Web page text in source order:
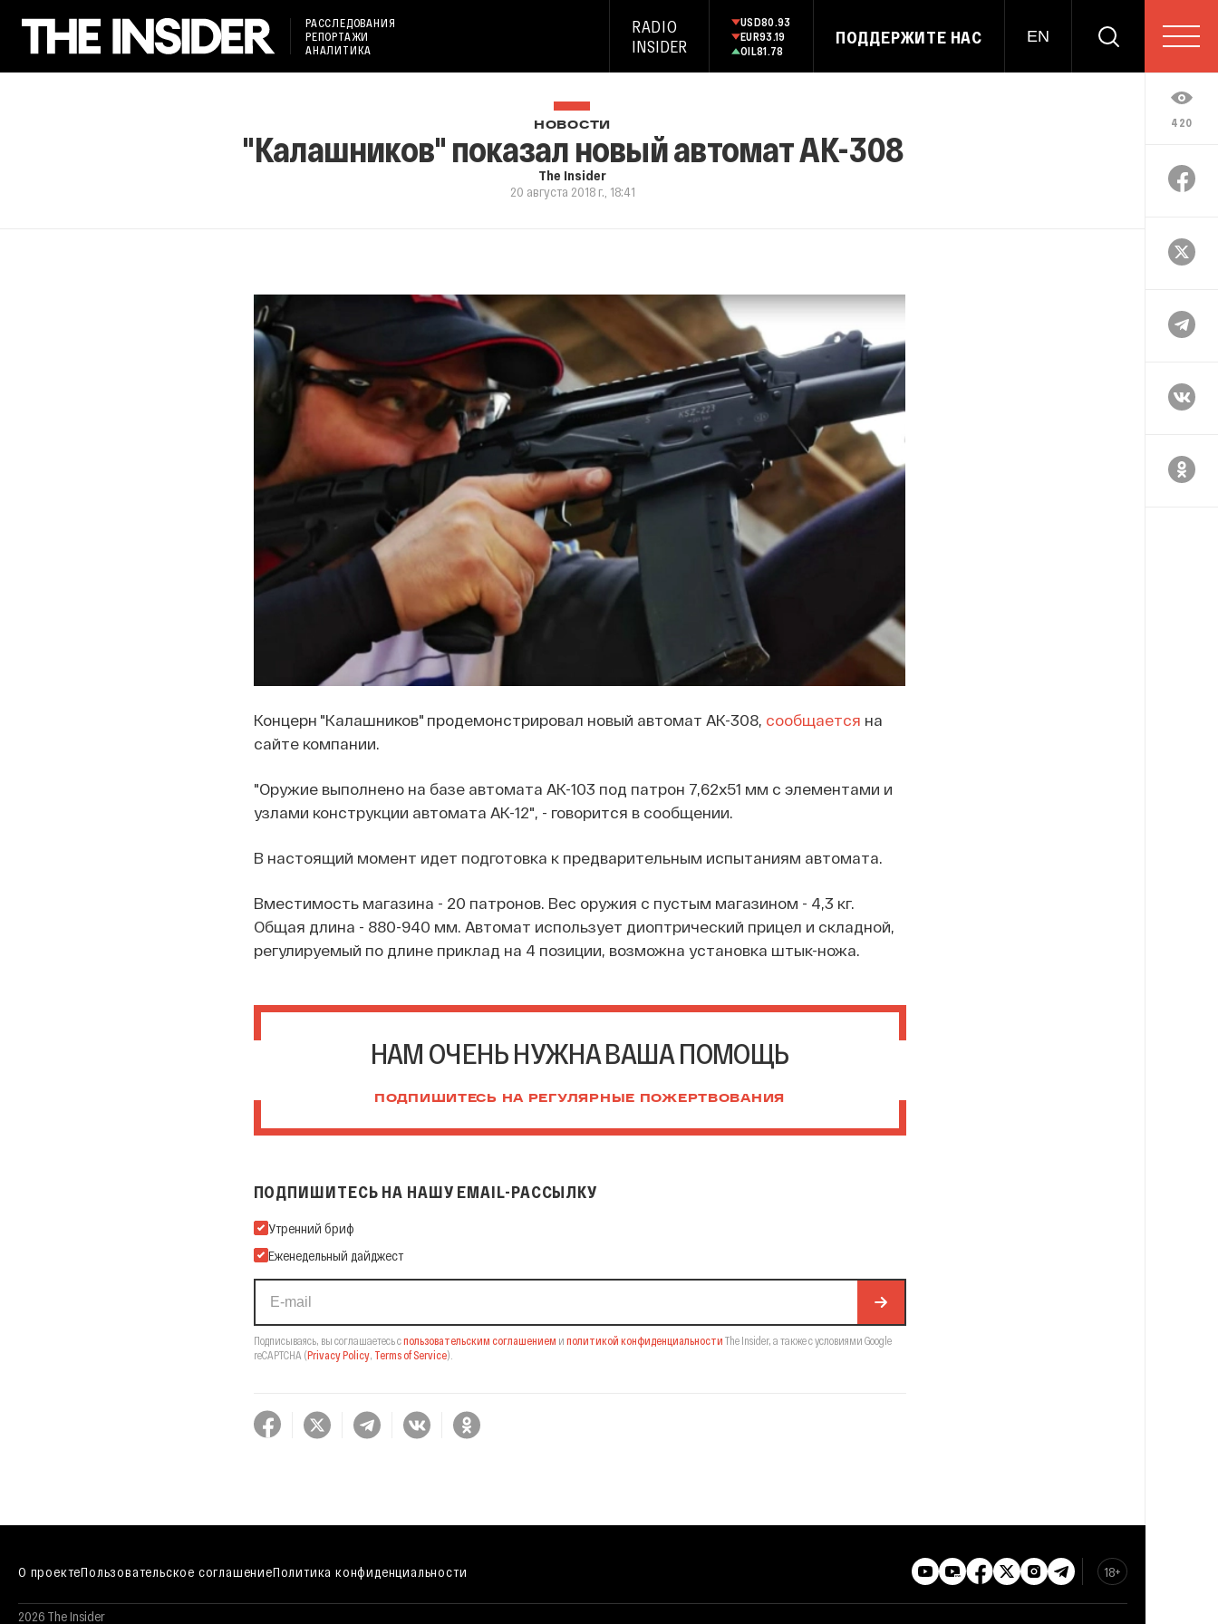
РАССЛЕДОВАНИЯ
РЕПОРТАЖИ
АНАЛИТИКА
RADIO
INSIDER
USD80.93
EUR93.19
OIL81.78
ПОДДЕРЖИТЕ НАС EN
420
НОВОСТИ
"Калашников" показал новый автомат АК-308
The Insider
20 августа 2018 г., 18:41
Концерн "Калашников" продемонстрировал новый автомат АК-308, сообщается на
сайте компании.
"Оружие выполнено на базе автомата АК-103 под патрон 7,62х51 мм с элементами и
узлами конструкции автомата АК-12", - говорится в сообщении.
В настоящий момент идет подготовка к предварительным испытаниям автомата.
Вместимость магазина - 20 патронов. Вес оружия с пустым магазином - 4,3 кг.
Общая длина - 880-940 мм. Автомат использует диоптрический прицел и складной,
регулируемый по длине приклад на 4 позиции, возможна установка штык-ножа.
НАМ ОЧЕНЬ НУЖНА ВАША ПОМОЩЬ
ПОДПИШИТЕСЬ НА РЕГУЛЯРНЫЕ ПОЖЕРТВОВАНИЯ
ПОДПИШИТЕСЬ НА НАШУ EMAIL-РАССЫЛКУ
Подпишитесь на нашу Email-рассылку
Утренний бриф
Еженедельный дайджест
Подписываясь, вы соглашаетесь спользовательским соглашением и политикой конфиденциальности The Insider, а также с условиями Google
reCAPTCHA (Privacy Policy, Terms of Service).
О проектеПользовательское соглашениеПолитика конфиденциальности 18+
2026 The Insider